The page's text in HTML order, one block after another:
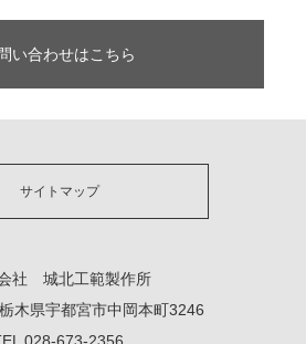
い合わせはこちら
サイトマップ
社 城北工範製作所
木県宇都宮市中岡本町3246